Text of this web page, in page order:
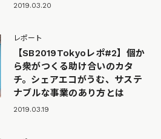
2019.03.20
レポート
【SB2019Tokyoレポ#2】個か
ら衆がつくる助け合いのカタ
チ。シェアエコがうむ、サステ
ナブルな事業のあり方とは
2019.03.19